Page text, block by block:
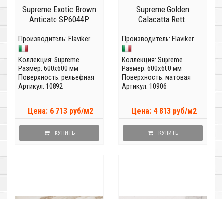
Supreme Exotic Brown
Anticato SP6044P
Производитель: Flaviker
Коллекция: Supreme
Размер: 600x600 мм
Поверхность: рельефная
Артикул: 10892
Цена: 6 713 руб/м2
КУПИТЬ
Supreme Golden
Calacatta Rett.
Производитель: Flaviker
Коллекция: Supreme
Размер: 600x600 мм
Поверхность: матовая
Артикул: 10906
Цена: 4 813 руб/м2
КУПИТЬ